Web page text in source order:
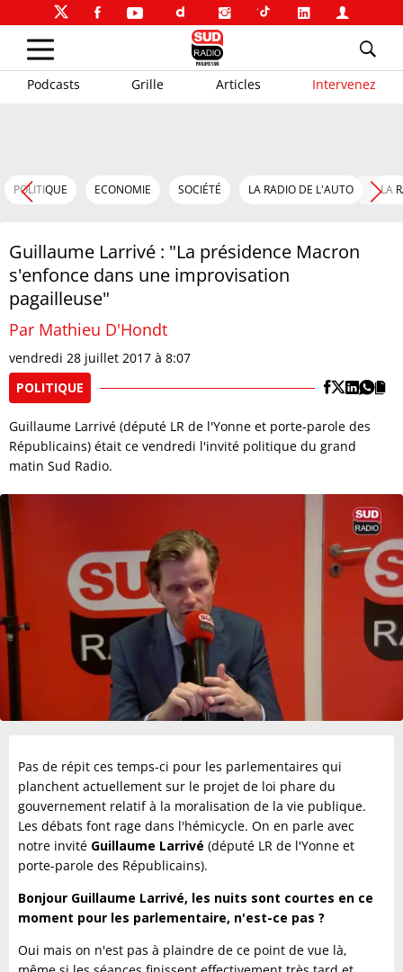
Podcasts Grille Articles Intervenez
POLITIQUE ECONOMIE SOCIÉTÉ LA RADIO DE L'AUTO LA
Guillaume Larrivé : "La présidence Macron
s'enfonce dans une improvisation
pagailleuse"
Par Mathieu D'Hondt
vendredi 28 juillet 2017 à 8:07
POLITIQUE
Guillaume Larrivé (député LR de l'Yonne et porte-parole des
Républicains) était ce vendredi l'invité politique du grand
matin Sud Radio.
Pas de répit ces temps-ci pour les parlementaires qui
planchent actuellement sur le projet de loi phare du
gouvernement relatif à la moralisation de la vie publique.
Les débats font rage dans l'hémicycle. On en parle avec
notre invité Guillaume Larrivé (député LR de l'Yonne et
porte-parole des Républicains).
Bonjour Guillaume Larrivé, les nuits sont courtes en ce
moment pour les parlementaire, n'est-ce pas ?
Oui mais on n'est pas à plaindre de ce point de vue là,